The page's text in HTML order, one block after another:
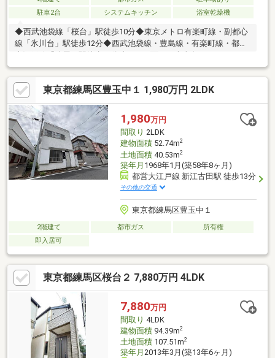
駐車2台
システムキッチン 浴室乾燥機
◆西武池袋線「桜台」駅徒歩10分◆東京メトロ有楽町線・副都心
線「氷川台」駅徒歩12分◆西武池袋線・豊島線・有楽町線・都営
◆各階にトイレ有◆LDK・洋室(1階西側)3面採光、洋室(約5畳・
約6畳)2面採光
東京都練馬区豊玉中１ 1,980万円 2LDK
1,980万円
間取り 2LDK
建物面積52.74m2
土地面積40.53m2
築年月 1968年1月(築58年8ヶ月)
都営大江戸線 新江古田駅 徒歩13分
その他の交通
東京都練馬区豊玉中１
2階建て 都市ガス
所有権
即入居可
東京都練馬区桜台２ 7,880万円 4LDK
7,880万円
間取り 4LDK
建物面積94.39m2
土地面積107.51m2
築年月 2013年3月(築13年6ヶ月)